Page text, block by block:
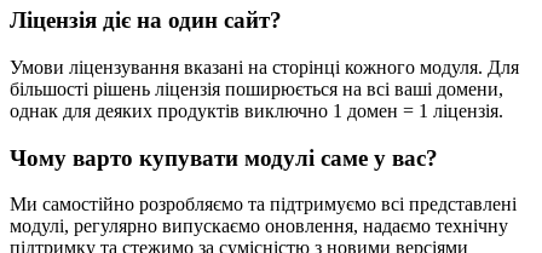
Ліцензія діє на один сайт?
Умови ліцензування вказані на сторінці кожного модуля. Для
більшості рішень ліцензія поширюється на всі ваші домени,
однак для деяких продуктів виключно 1 домен = 1 ліцензія.
Чому варто купувати модулі саме у вас?
Ми самостійно розробляємо та підтримуємо всі представлені
модулі, регулярно випускаємо оновлення, надаємо технічну
підтримку та стежимо за сумісністю з новими версіями